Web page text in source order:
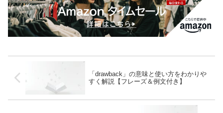
「drawback」の意味と使い方をわかりや
すく解説【フレーズ＆例文付き】